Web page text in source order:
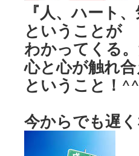
『人、ハート
ということが
わかってくる
心と心が触れ
ということ！^^
今からでも遅